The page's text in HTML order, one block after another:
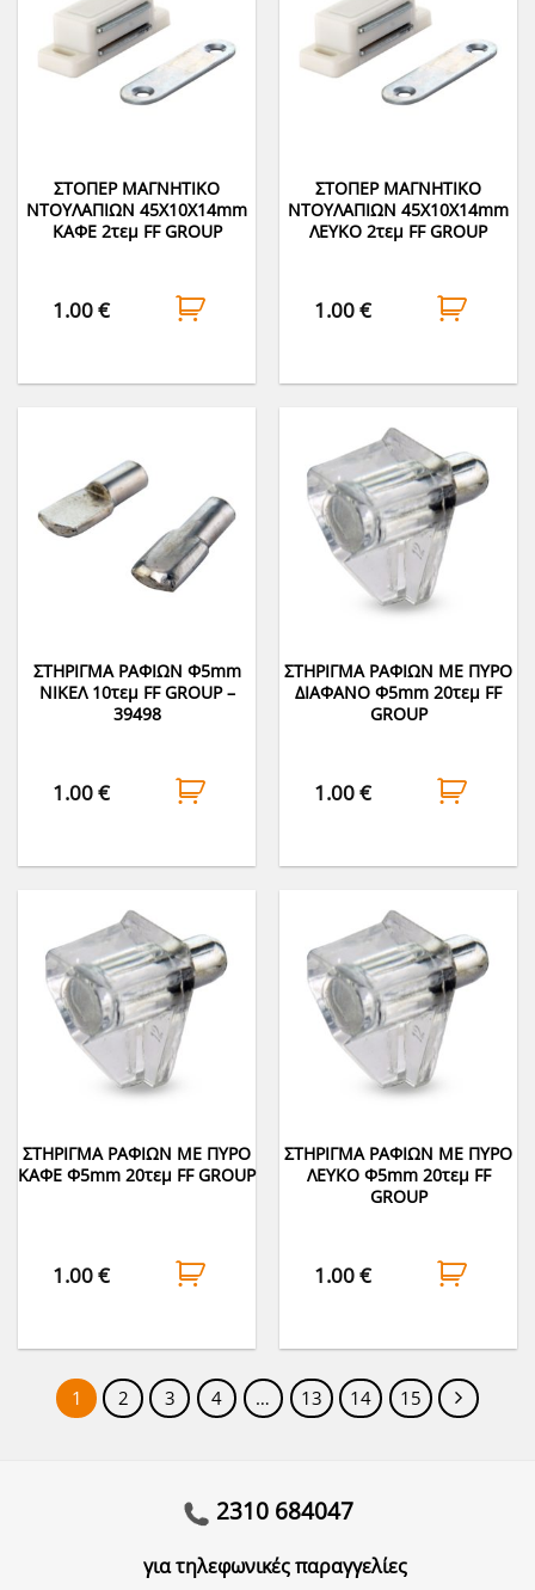
ΣΤΟΠΕΡ ΜΑΓΝΗΤΙΚΟ
ΝΤΟΥΛΑΠΙΩΝ 45Χ10Χ14mm
ΚΑΦΕ 2τεμ FF GROUP
1.00€
ΣΤΟΠΕΡ ΜΑΓΝΗΤΙΚΟ
ΝΤΟΥΛΑΠΙΩΝ 45Χ10Χ14mm
ΛΕΥΚΟ 2τεμ FF GROUP
1.00€
ΣΤΗΡΙΓΜΑ ΡΑΦΙΩΝ Φ5mm
ΝΙΚΕΛ 10τεμ FF GROUP –
39498
1.00€
ΣΤΗΡΙΓΜΑ ΡΑΦΙΩΝ ΜΕ ΠΥΡΟ
ΔΙΑΦΑΝΟ Φ5mm 20τεμ FF
GROUP
1.00€
ΣΤΗΡΙΓΜΑ ΡΑΦΙΩΝ ΜΕ ΠΥΡΟ
ΚΑΦΕ Φ5mm 20τεμ FF GROUP
1.00€
ΣΤΗΡΙΓΜΑ ΡΑΦΙΩΝ ΜΕ ΠΥΡΟ
ΛΕΥΚΟ Φ5mm 20τεμ FF
GROUP
1.00€
1 2 3 4 … 13 14 15
2310 684047
για τηλεφωνικές παραγγελίες